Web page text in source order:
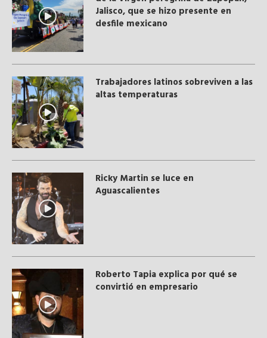
Jalisco, que se hizo presente en
desfile mexicano
Trabajadores latinos sobreviven a las
altas temperaturas
Ricky Martin se luce en
Aguascalientes
Roberto Tapia explica por qué se
convirtió en empresario